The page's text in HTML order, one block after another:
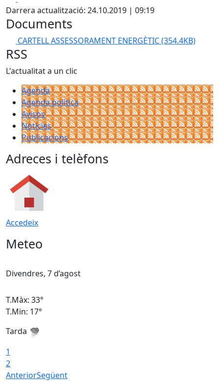
Darrera actualització: 24.10.2019 | 09:19
Documents
CARTELL ASSESSORAMENT ENERGÈTIC(354.4KB)
RSS
L'actualitat a un clic
Agenda
Agenda política
Avisos
Notícies
Publicacions
Adreces i telèfons
Accedeix
Meteo
Divendres, 7 d’agost
T.Màx: 33°
T.Min: 17°
Tarda
1
2
AnteriorSegüent